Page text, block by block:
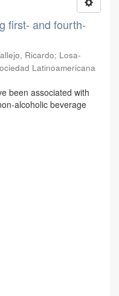
first- and fourth-
Ricardo; Losa-
Latinoamericana
been associated with
alcoholic beverage